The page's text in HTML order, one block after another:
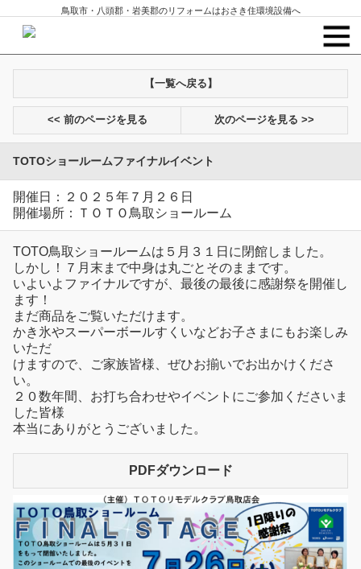
鳥取市・八頭郡・岩美郡のリフォームはおさき住環境設備へ
【一覧へ戻る】
<< 前のページを見る 次のページを見る >>
TOTOショールームファイナルイベント
開催日：２０２５年７月２６日
開催場所：ＴＯＴＯ鳥取ショールーム
TOTO鳥取ショールームは５月３１日に閉館しました。
しかし！７月末まで中身は丸ごとそのままです。
いよいよファイナルですが、最後の最後に感謝祭を開催し
ます！
まだ商品をご覧いただけます。
かき氷やスーパーボールすくいなどお子さまにもお楽しみ
いただ
けますので、ご家族皆様、ぜひお揃いでお出かけくださ
い。
２０数年間、お打ち合わせやイベントにご参加くださいま
した皆様
本当にありがとうございました。
PDFダウンロード